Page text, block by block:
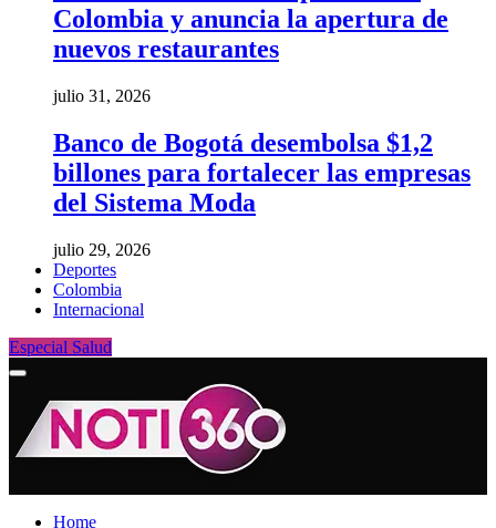
Colombia y anuncia la apertura de
nuevos restaurantes
julio 31, 2026
Banco de Bogotá desembolsa $1,2
billones para fortalecer las empresas
del Sistema Moda
julio 29, 2026
Deportes
Colombia
Internacional
Especial Salud
Home